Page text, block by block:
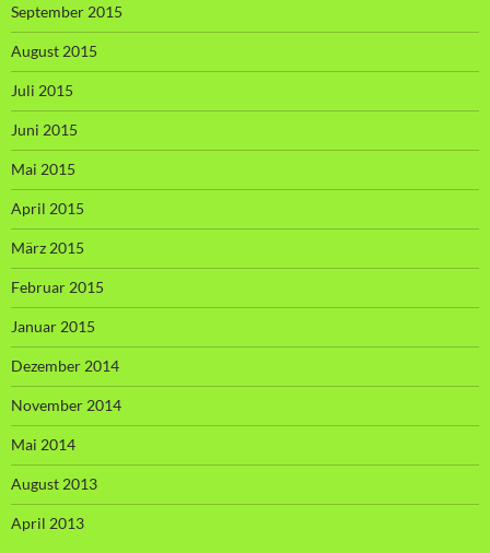
September 2015
August 2015
Juli 2015
Juni 2015
Mai 2015
April 2015
März 2015
Februar 2015
Januar 2015
Dezember 2014
November 2014
Mai 2014
August 2013
April 2013